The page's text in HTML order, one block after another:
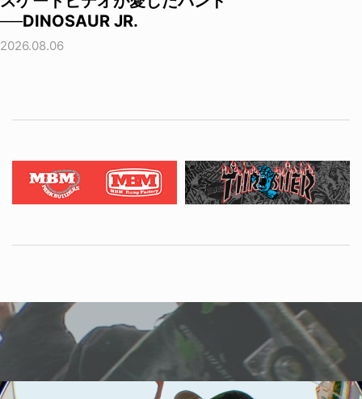
──DINOSAUR JR.
2026.08.06